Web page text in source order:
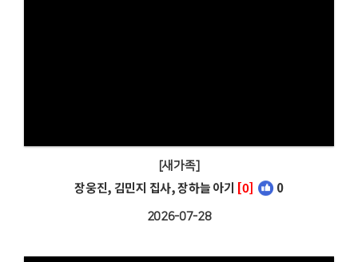
[새가족]
장웅진, 김민지 집사, 장하늘 아기 [0] 0
2026-07-28